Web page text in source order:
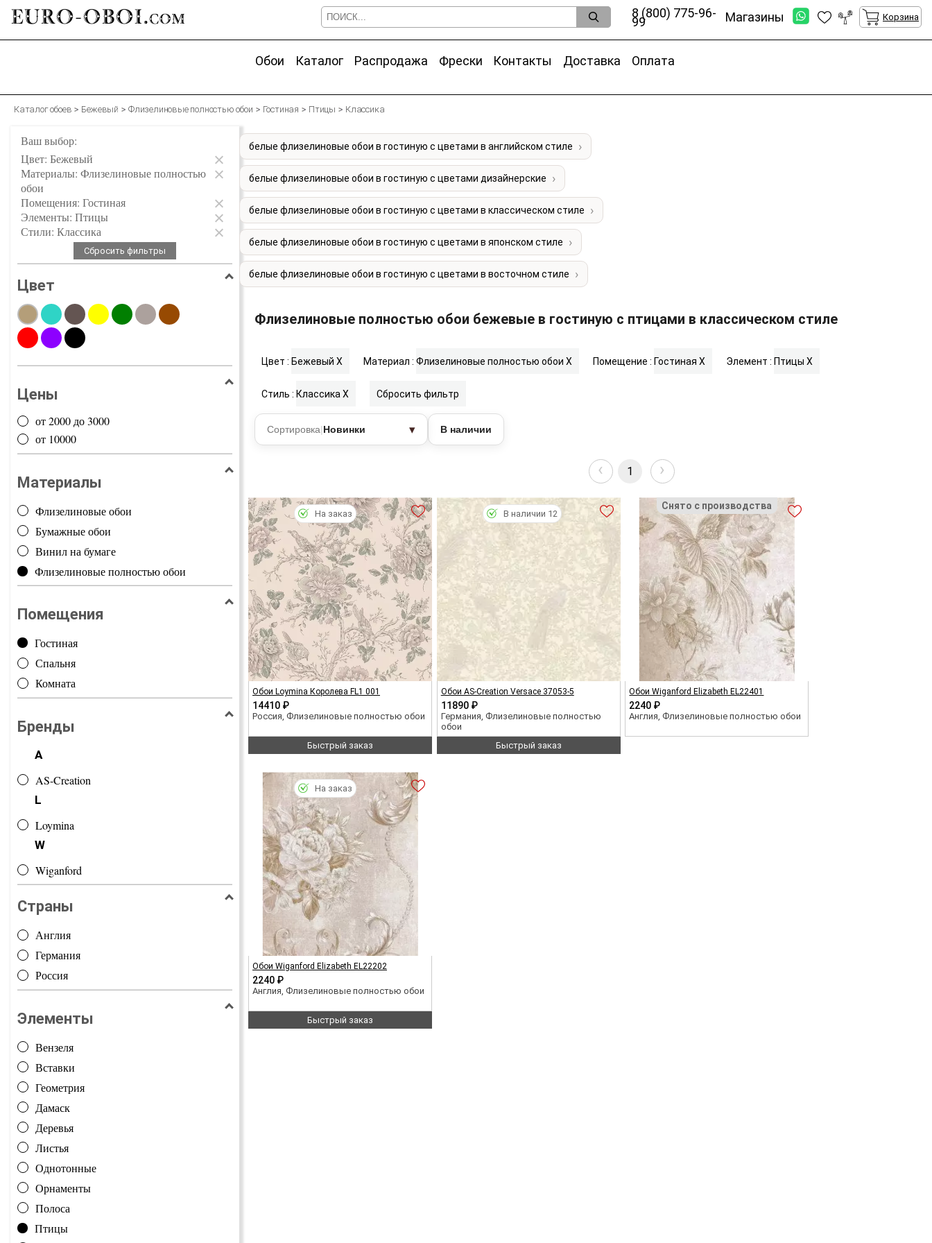
EURO-OBOI.com 8 (800) 775-96-
99 Магазины Корзина
Обои Каталог Распродажа Фрески Контакты Доставка Оплата
Каталог обоев Бежевый Флизелиновые полностью обои Гостиная Птицы Классика
Ваш выбор:
Цвет: Бежевый
Материалы: Флизелиновые полностью
обои
Помещения: Гостиная
Элементы: Птицы
Стили: Классика
Сбросить фильтры
Цвет
Цены
от 2000 до 3000
от 10000
Материалы
Флизелиновые обои
Бумажные обои
Винил на бумаге
Флизелиновые полностью обои
Помещения
Гостиная
Спальня
Комната
Бренды
A
AS-Creation
L
Loymina
W
Wiganford
Страны
Англия
Германия
Россия
Элементы
Вензеля
Вставки
Геометрия
Дамаск
Деревья
Листья
Однотонные
Орнаменты
Полоса
Птицы
белые флизелиновые обои в гостиную с цветами в английском стиле
белые флизелиновые обои в гостиную с цветами дизайнерские
белые флизелиновые обои в гостиную с цветами в классическом стиле
белые флизелиновые обои в гостиную с цветами в японском стиле
белые флизелиновые обои в гостиную с цветами в восточном стиле
Флизелиновые полностью обои бежевые в гостиную с птицами в классическом стиле
Цвет : Бежевый X Материал :Флизелиновые полностью обои X Помещение : Гостиная X Элемент : Птицы X
Стиль : Классика X Сбросить фильтр
Сортировка|Новинки ▾ В наличии
‹ 1 ›
Обои Loymina Королева FL1 001
14410 ₽
Россия, Флизелиновые полностью обои
Быстрый заказ
На заказ
Обои AS-Creation Versace 37053-5
11890 ₽
Германия, Флизелиновые полностью
обои
Быстрый заказ
В наличии 12
Обои Wiganford Elizabeth EL22401
2240 ₽
Англия, Флизелиновые полностью обои
Обои Wiganford Elizabeth EL22202
2240 ₽
Англия, Флизелиновые полностью обои
Быстрый заказ
На заказ